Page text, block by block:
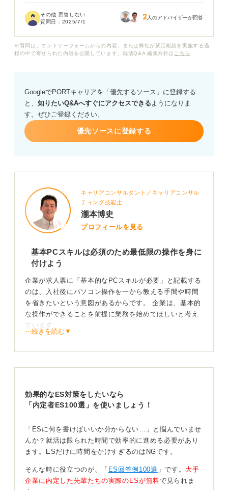
その他 回答しない
質問日： 2025/7/1 2 人のアドバイザーが回答
※質問は、エントリーフォームからの内容、または弊社が就活相談を実施する過
程の中で寄せられた内容を公開しています。就活Q&A 編集方針は こちら
GoogleでPORTキャリアを「優先するソース」に登録する
と、 知りたいQ&Aへすぐにアクセスできるようになりま
す。ぜひご登録ください。
優先ソースに登録する
キャリアコンサルタント／キャリアコンサル
ティング技能士
瀧本博史
プロフィールを見る
基本PCスキルは必須のため最低限の操作を身に
付けよう
企業が求人票に「基本的なPCスキルが必要」と記載する
のは、入社後にパソコン操作を一から教える手間や時間
を省きたいという意図があるからです。 企業は、基本的
な操作ができることを前提に業務を始めてほしいと考え
ています。
成、基本的な文字入力、ファイルの保存やフォルダ管
私がこれまで見てきたなかでは、これらの基本的な操作
ができない人も実際にいました。
った人が転職する場合、入社後にパソコンが使えないと
なると業務に支障が出てしまうことがあるのです。
スクリーニングのような意味合いがあると私は分析して
います。
⋯続きを読む▼
効果的なES対策をしたいなら
「内定者ES100選」を使いましょう！
「ESに何を書けばいいか分からない…」と悩んでいませ
んか？就活は限られた時間で効率的に進める必要があり
ます。ESだけに時間をかけすぎるのはNGです。
そんな時に役立つのが、「 ES回答例100選 」です。 大手
企業に内定した先輩たちの実際のESが無料で見られま